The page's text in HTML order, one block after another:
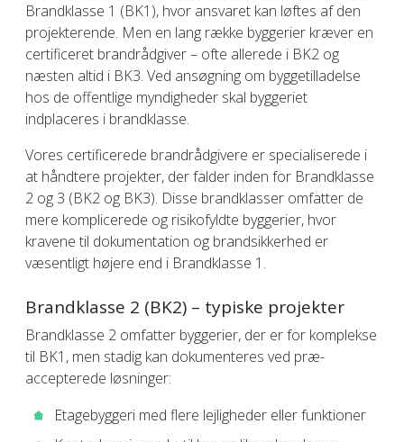
Brandklasse 1 (BK1), hvor ansvaret kan løftes af den
projekterende. Men en lang række byggerier kræver en
certificeret brandrådgiver – ofte allerede i BK2 og
næsten altid i BK3. Ved ansøgning om byggetilladelse
hos de offentlige myndigheder skal byggeriet
indplaceres i brandklasse.
Vores certificerede brandrådgivere er specialiserede i
at håndtere projekter, der falder inden for Brandklasse
2 og 3 (BK2 og BK3). Disse brandklasser omfatter de
mere komplicerede og risikofyldte byggerier, hvor
kravene til dokumentation og brandsikkerhed er
væsentligt højere end i Brandklasse 1.
Brandklasse 2 (BK2) – typiske projekter
Brandklasse 2 omfatter byggerier, der er for komplekse
til BK1, men stadig kan dokumenteres ved præ-
accepterede løsninger:
Etagebyggeri med flere lejligheder eller funktioner